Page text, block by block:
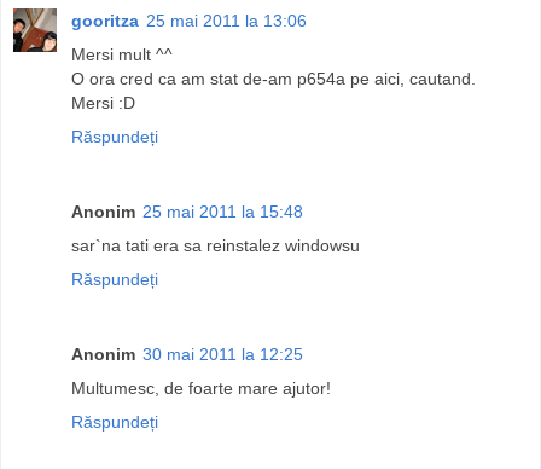
gooritza 25 mai 2011 la 13:06
Mersi mult ^^
O ora cred ca am stat de-am p654a pe aici, cautand.
Mersi :D
Răspundeți
Anonim 25 mai 2011 la 15:48
sar`na tati era sa reinstalez windowsu
Răspundeți
Anonim 30 mai 2011 la 12:25
Multumesc, de foarte mare ajutor!
Răspundeți